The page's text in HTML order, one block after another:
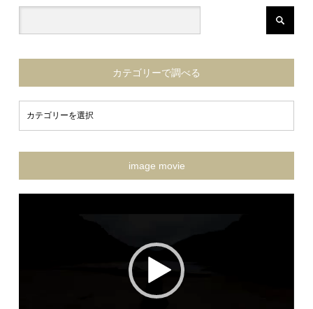
カテゴリーで調べる
image movie
動